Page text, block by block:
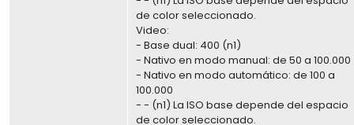
de color seleccionado.
Video:
- Base dual: 400 (n1)
- Nativo en modo manual: de 50 a 100.000
- Nativo en modo automático: de 100 a
100.000
- - (n1) La ISO base depende del espacio
de color seleccionado.